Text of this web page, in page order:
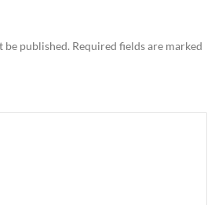
be published. Required fields are marked